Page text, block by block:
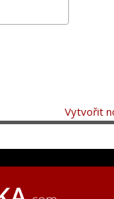
Vytvořit